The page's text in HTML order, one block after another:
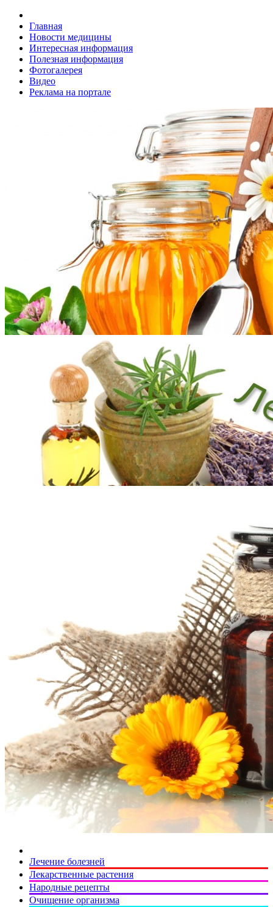
Главная
Новости медицины
Интересная информация
Полезная информация
Фотогалерея
Видео
Реклама на портале
Лечение болезней
Лекарственные растения
Народные рецепты
Очищение организма